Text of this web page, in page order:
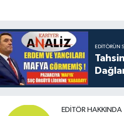
EDITÖRÜN
EDITÖR HAKKINDA